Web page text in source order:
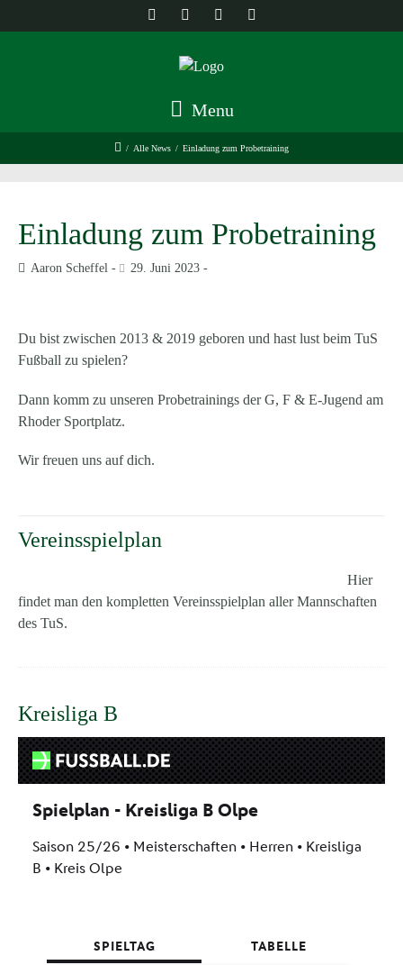
Menu
/ Alle News / Einladung zum Probetraining
Einladung zum Probetraining
Aaron Scheffel 29. Juni 2023
Du bist zwischen 2013 & 2019 geboren und hast lust beim TuS
Fußball zu spielen?
Dann komm zu unseren Probetrainings der G, F & E-Jugend am
Rhoder Sportplatz.
Wir freuen uns auf dich.
Vereinsspielplan
Hier
findet man den kompletten Vereinsspielplan aller Mannschaften
des TuS.
Kreisliga B